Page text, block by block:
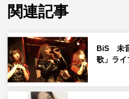
カーエイチケームビーネーズィ
る、「もう全部めちゃくちゃに
現在、全国ツアー「3 balls and 2
のBiS。新メンバーの成長を感じ
も注目だ。
関連記事
BiS 未
歌」ラ